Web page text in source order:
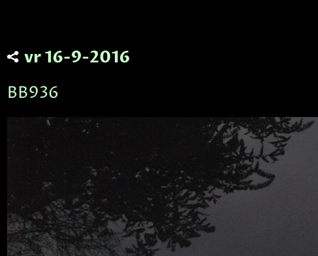
vr 16-9-2016
BB936